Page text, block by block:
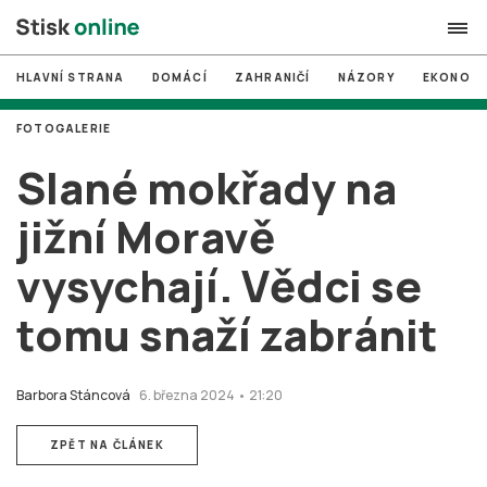
search
# MUNI
# Brno
# volby
login PŘIHLÁSIT SE
Zapomněli jste heslo?
HLAVNÍ STRANA DOMÁCÍ ZAHRANIČÍ NÁZORY
Slané mokřady na
jižní Moravě
vysychají. Vědci se
tomu snaží zabránit
Barbora Stáncová 6. března 2024 • 21:20
FOTOGALERIE
ZPĚT NA ČLÁNEK